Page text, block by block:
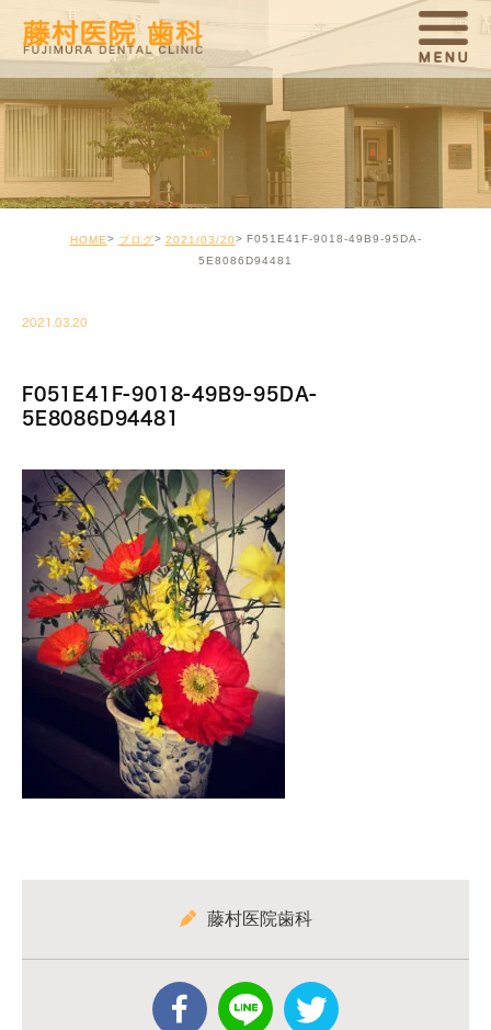
HOME ブログ 2021/03/20
F051E41F-9018-49B9-95DA-
5E8086D94481
2021.03.20
F051E41F-9018-49B9-95DA-
5E8086D94481
藤村医院歯科